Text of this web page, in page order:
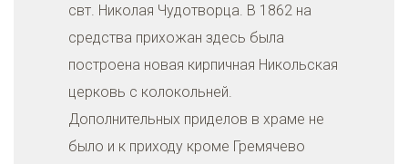
свт. Николая Чудотворца. В 1862 на
средства прихожан здесь была
построена новая кирпичная Никольская
церковь с колокольней.
Дополнительных приделов в храме не
было и к приходу кроме Гремячево